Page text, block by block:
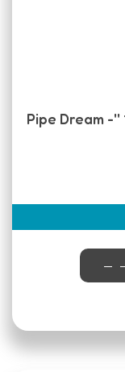
דילדו ריאליסטי תוצרת ארה"ב שחור ''Pipe Dream -